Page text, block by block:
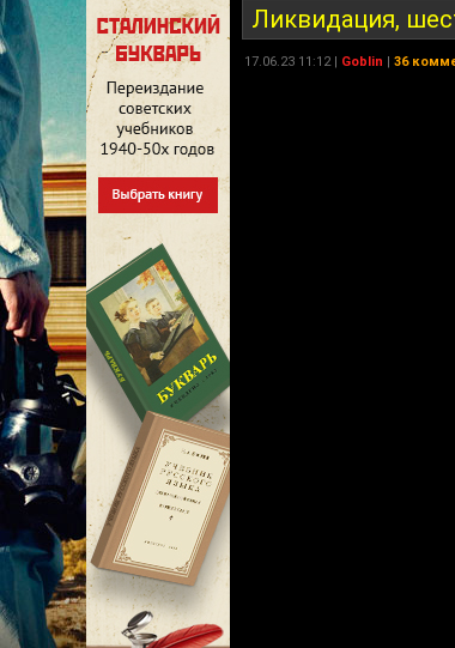
Ликвидация,
17.06.23 11:12 | Goblin | 36